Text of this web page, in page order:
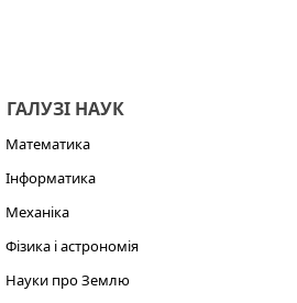
ГАЛУЗІ НАУК
Математика
Інформатика
Механіка
Фізика і астрономія
Науки про Землю